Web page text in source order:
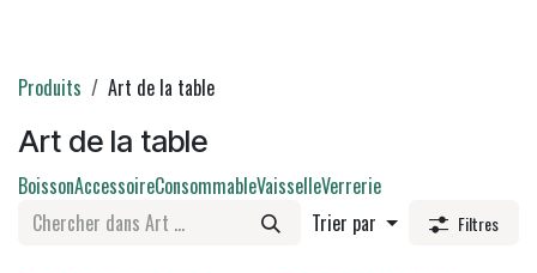
Produits Art de la table
Art de la table
BoissonAccessoireConsommableVaisselleVerrerie
Trier par
Filtres